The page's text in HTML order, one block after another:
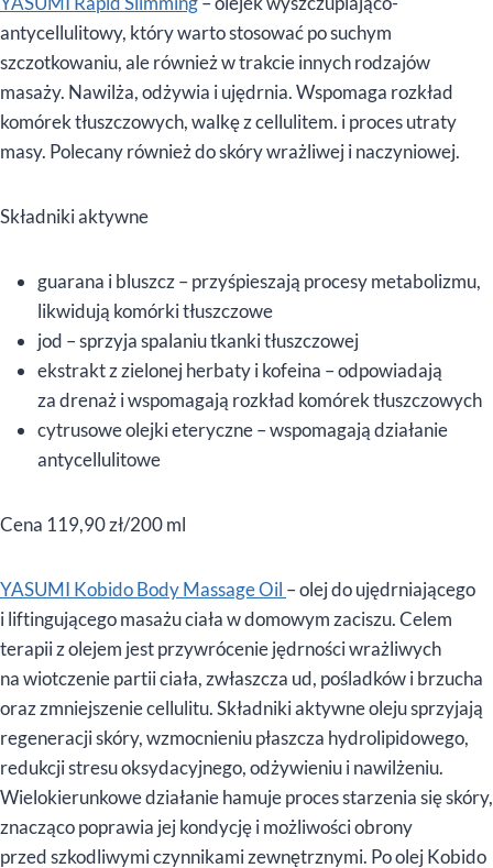
antycellulitowy, który warto stosować po suchym
szczotkowaniu, ale również w trakcie innych rodzajów
masaży. Nawilża, odżywia i ujędrnia. Wspomaga rozkład
komórek tłuszczowych, walkę z cellulitem. i proces utraty
masy. Polecany również do skóry wrażliwej i naczyniowej.
Składniki aktywne
guarana i bluszcz – przyśpieszają procesy metabolizmu,
likwidują komórki tłuszczowe
jod – sprzyja spalaniu tkanki tłuszczowej
ekstrakt z zielonej herbaty i kofeina – odpowiadają
za drenaż i wspomagają rozkład komórek tłuszczowych
cytrusowe olejki eteryczne – wspomagają działanie
antycellulitowe
Cena 119,90 zł/200 ml
YASUMI Kobido Body Massage Oil – olej do ujędrniającego
i liftingującego masażu ciała w domowym zaciszu. Celem
terapii z olejem jest przywrócenie jędrności wrażliwych
na wiotczenie partii ciała, zwłaszcza ud, pośladków i brzucha
oraz zmniejszenie cellulitu. Składniki aktywne oleju sprzyjają
regeneracji skóry, wzmocnieniu płaszcza hydrolipidowego,
redukcji stresu oksydacyjnego, odżywieniu i nawilżeniu.
Wielokierunkowe działanie hamuje proces starzenia się skóry,
znacząco poprawia jej kondycję i możliwości obrony
przed szkodliwymi czynnikami zewnętrznymi. Po olej Kobido